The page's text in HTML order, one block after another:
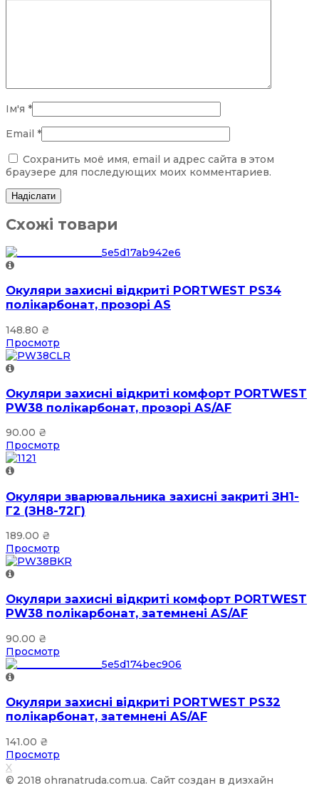
Ім'я *
Email *
Сохранить моё имя, email и адрес сайта в этом
браузере для последующих моих комментариев.
Схожі товари
Окуляри захисні відкриті PORTWEST PS34
полікарбонат, прозорі AS
148.80 ₴
Просмотр
Окуляри захисні відкриті комфорт PORTWEST
PW38 полікарбонат, прозорі AS/AF
90.00 ₴
Просмотр
Окуляри зварювальника захисні закриті ЗН1-
Г2 (ЗН8-72Г)
189.00 ₴
Просмотр
Окуляри захисні відкриті комфорт PORTWEST
PW38 полікарбонат, затемнені AS/AF
90.00 ₴
Просмотр
Окуляри захисні відкриті PORTWEST PS32
полікарбонат, затемнені AS/AF
141.00 ₴
Просмотр
X
© 2018 ohranatruda.com.ua. Сайт создан в дизхайн